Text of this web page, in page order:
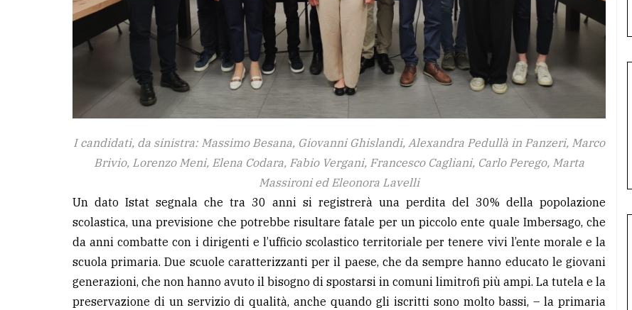
I candidati, da sinistra: Massimo Besana, Giovanni Ghislandi, Alexandra Pedullà in Panzeri, Marco
Brivio, Lorenzo Meni, Elena Codara, Fabio Vergani, Francesco Cagliani, Carlo Perego, Marta
Massironi ed Eleonora Lavelli
Un dato Istat segnala che tra 30 anni si registrerà una perdita del 30% della popolazione
scolastica, una previsione che potrebbe risultare fatale per un piccolo ente quale Imbersago, che
da anni combatte con i dirigenti e l’ufficio scolastico territoriale per tenere vivi l’ente morale e la
scuola primaria. Due scuole caratterizzanti per il paese, che da sempre hanno educato le giovani
generazioni, che non hanno avuto il bisogno di spostarsi in comuni limitrofi più ampi. La tutela e la
preservazione di un servizio di qualità, anche quando gli iscritti sono molto bassi, – la primaria